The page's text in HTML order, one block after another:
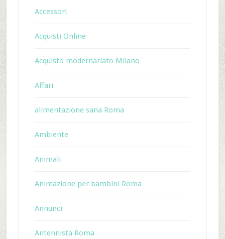
Accessori
Acquisti Online
Acquisto modernariato Milano
Affari
alimentazione sana Roma
Ambiente
Animali
Animazione per bambini Roma
Annunci
Antennista Roma